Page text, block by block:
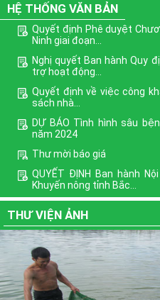
HỆ THỐNG VĂN BẢN
Quyết định Phê duyệt
Ninh giai đoạn...
Nghị quyết Ban hành Quy
trợ hoạt động...
Quyết định về việc công
sách nhà...
DỰ BÁO Tình hình sâu
năm 2024
Thư mời báo giá
QUYẾT ĐỊNH Ban hành
Khuyến nông tỉnh Bắc...
thôn mới giai...
Định hướng nội dung phổ
năm 2022
THƯ VIỆN ẢNH